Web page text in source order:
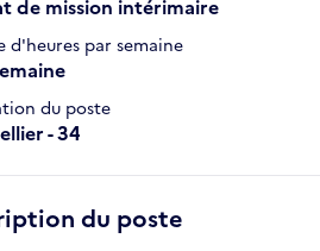
de mission intérimaire
d'heures par semaine
du poste
- 34
du poste